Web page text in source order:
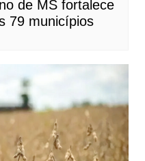
de MS fortalece
79 municípios